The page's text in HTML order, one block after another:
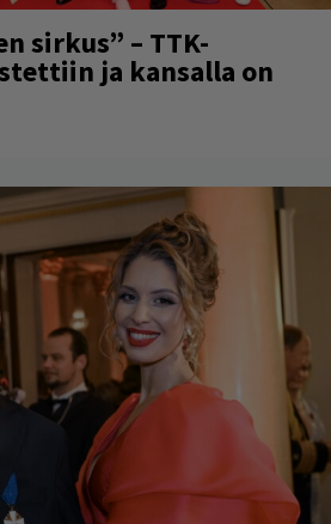
sirkus” – TTK-
ja kansalla on